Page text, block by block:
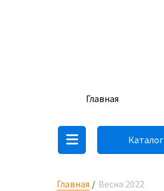
Главная
Каталог
Главная Весна 2022